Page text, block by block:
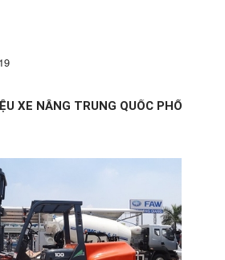
XE NÂNG TRUNG QUỐC PHỔ